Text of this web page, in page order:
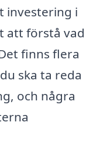
investering i
att förstå vad
finns flera
ska ta reda
och några